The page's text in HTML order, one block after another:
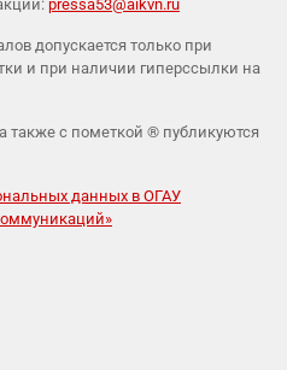
pressa53@aikvn.ru
допускается только при
и при наличии гиперссылки на
также с пометкой ® публикуются
данных в ОГАУ